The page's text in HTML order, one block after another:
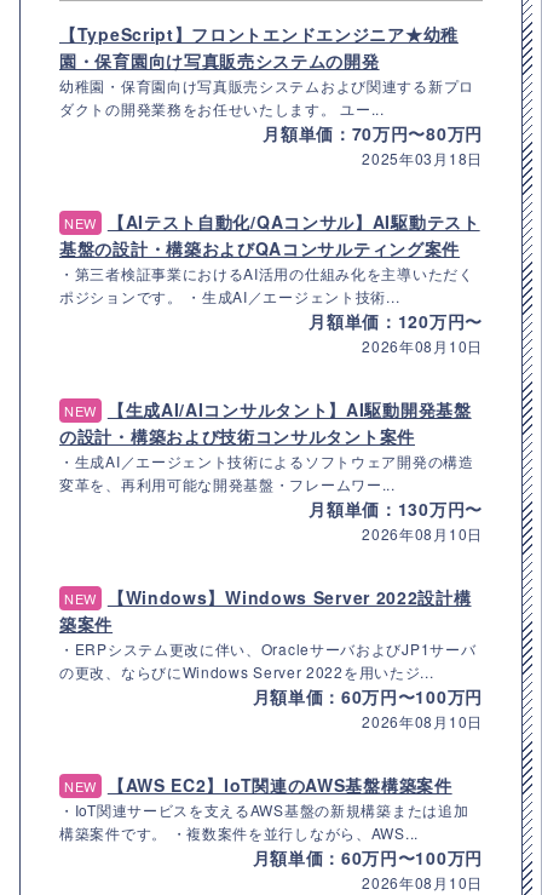
【TypeScript】フロントエンドエンジニア★幼稚
園・保育園向け写真販売システムの開発
幼稚園・保育園向け写真販売システムおよび関連する新プロ
ダクトの開発業務をお任せいたします。 ユー...
月額単価：70万円〜80万円
2025年03月18日
NEW
【AIテスト自動化/QAコンサル】AI駆動テスト
基盤の設計・構築およびQAコンサルティング案件
・第三者検証事業におけるAI活用の仕組み化を主導いただく
ポジションです。 ・生成AI／エージェント技術...
月額単価：120万円〜
2026年08月10日
NEW
【生成AI/AIコンサルタント】AI駆動開発基盤
の設計・構築および技術コンサルタント案件
・生成AI／エージェント技術によるソフトウェア開発の構造
変革を、再利用可能な開発基盤・フレームワー...
月額単価：130万円〜
2026年08月10日
NEW
【Windows】Windows Server 2022設計構
築案件
・ERPシステム更改に伴い、OracleサーバおよびJP1サーバ
の更改、ならびにWindows Server 2022を用いたジ...
月額単価：60万円〜100万円
2026年08月10日
NEW 【AWS EC2】IoT関連のAWS基盤構築案件
・IoT関連サービスを支えるAWS基盤の新規構築または追加
構築案件です。 ・複数案件を並行しながら、AWS...
月額単価：60万円〜100万円
2026年08月10日